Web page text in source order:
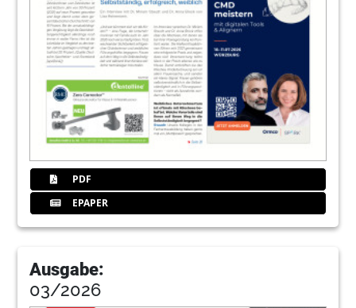
PDF
EPAPER
Ausgabe:
03/2026